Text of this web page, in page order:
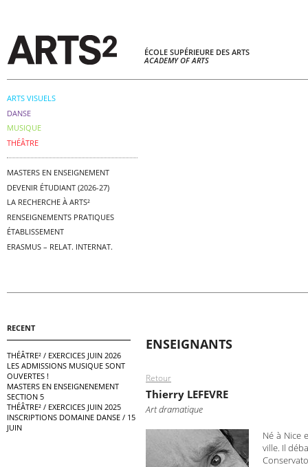
ÉCOLE SUPÉRIEURE DES ARTS
ACADEMY OF ARTS
ARTS VISUELS
DANSE
MUSIQUE
THÉÂTRE
MASTERS EN ENSEIGNEMENT
DEVENIR ÉTUDIANT (2026-27)
LA RECHERCHE À ARTS²
RENSEIGNEMENTS PRATIQUES
ÉTABLISSEMENT
ERASMUS – RELAT. INTERNAT.
RECENT
THÉÂTRE² / EXERCICES JUIN 2026
LES ADMISSIONS MUSIQUE SONT
OUVERTES !
MASTERS EN ENSEIGNENEMENT
SECTION 5
THÉÂTRE² / EXERCICES JUIN 2025
INSCRIPTIONS DOMAINE DANSE / 15
JUIN
ENSEIGNANTS
Retour
Thierry LEFEVRE
Art dramatique
Né à Nice
ville. Il